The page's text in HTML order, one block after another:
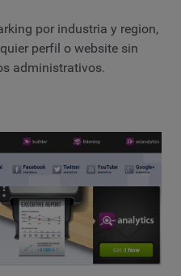
por industria y region,
perfil o website sin
administrativos.